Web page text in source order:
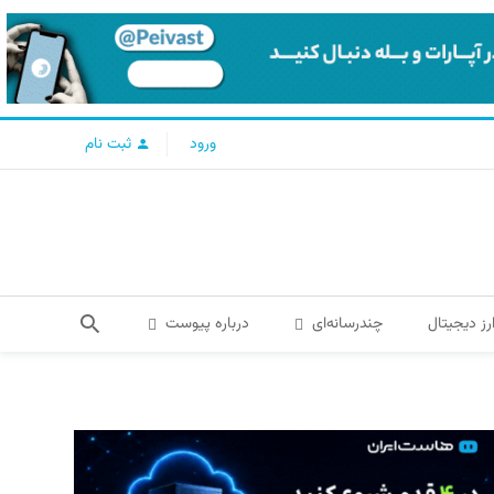
ورود ثبت نام
دیجیتال چندرسانه‌ای درباره پیوست